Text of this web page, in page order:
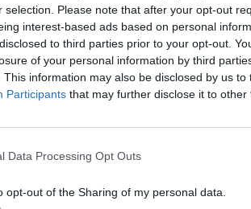
selection. Please note that after your opt-out
interest-based ads based on personal
to third parties prior to your opt-out.
of your personal information by third
This information may also be disclosed by us
Participants that may further disclose it to other
Data Processing Opt Outs
opt-out of the Sharing of my personal data.
a konstruktivní
z alternativního fóraJiná
Karlsson. Exkluzivně pro
diskuse v kostele sv.
stranu odmítl tvrzení Petra
nenechaly líbit obecné